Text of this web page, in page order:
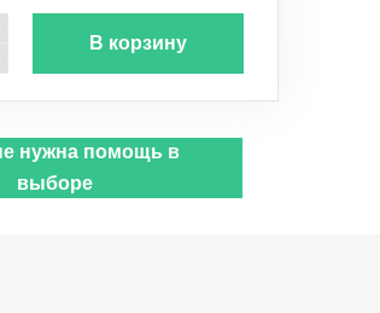
В корзину
нужна помощь в
выборе